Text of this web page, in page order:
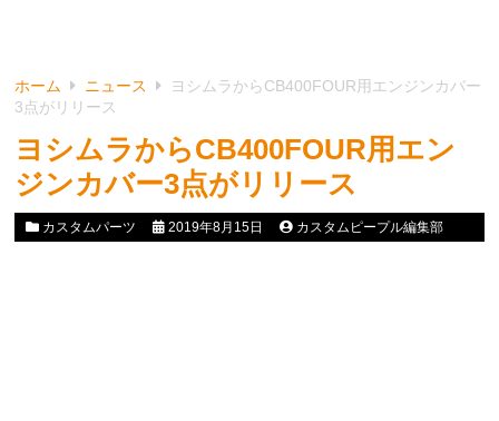
ホーム ニュース
ヨシムラからCB400FOUR用エンジンカバー
3点がリリース
ヨシムラからCB400FOUR用エン
ジンカバー3点がリリース
カスタムパーツ 2019年8月15日 カスタムピープル編集部